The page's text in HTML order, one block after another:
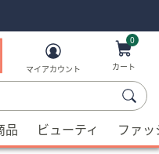
マイアカウント
0
カート
品 ビューティ ファ